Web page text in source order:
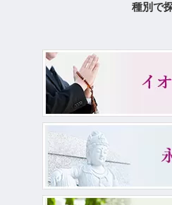
種別で